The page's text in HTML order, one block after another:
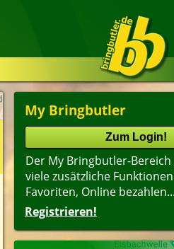
My Bringbutler
Der My Bringbutler-
viele zusätzliche
Favoriten, Online bezahlen...
Registrieren!
Name
Alter(ältester Shop zuerst)